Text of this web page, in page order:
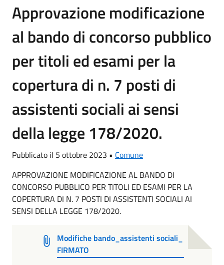
Approvazione modificazione
al bando di concorso pubblico
per titoli ed esami per la
copertura di n. 7 posti di
assistenti sociali ai sensi
della legge 178/2020.
Pubblicato il 5 ottobre 2023 • Comune
APPROVAZIONE MODIFICAZIONE AL BANDO DI
CONCORSO PUBBLICO PER TITOLI ED ESAMI PER LA
COPERTURA DI N. 7 POSTI DI ASSISTENTI SOCIALI AI
SENSI DELLA LEGGE 178/2020.
Modifiche bando_assistenti sociali_
FIRMATO